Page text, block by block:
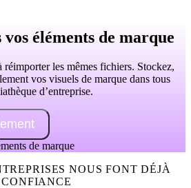
éléments de marque
réimporter les mêmes fichiers. Stockez,
vos visuels de marque dans tous
d’entreprise.
NOUS FONT DÉJÀ
CONFIANCE